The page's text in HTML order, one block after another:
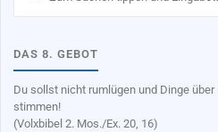
DAS 8. GEBOT
Du sollst nicht rumlügen und Dinge
stimmen!
(Volxbibel 2. Mos./Ex. 20, 16)